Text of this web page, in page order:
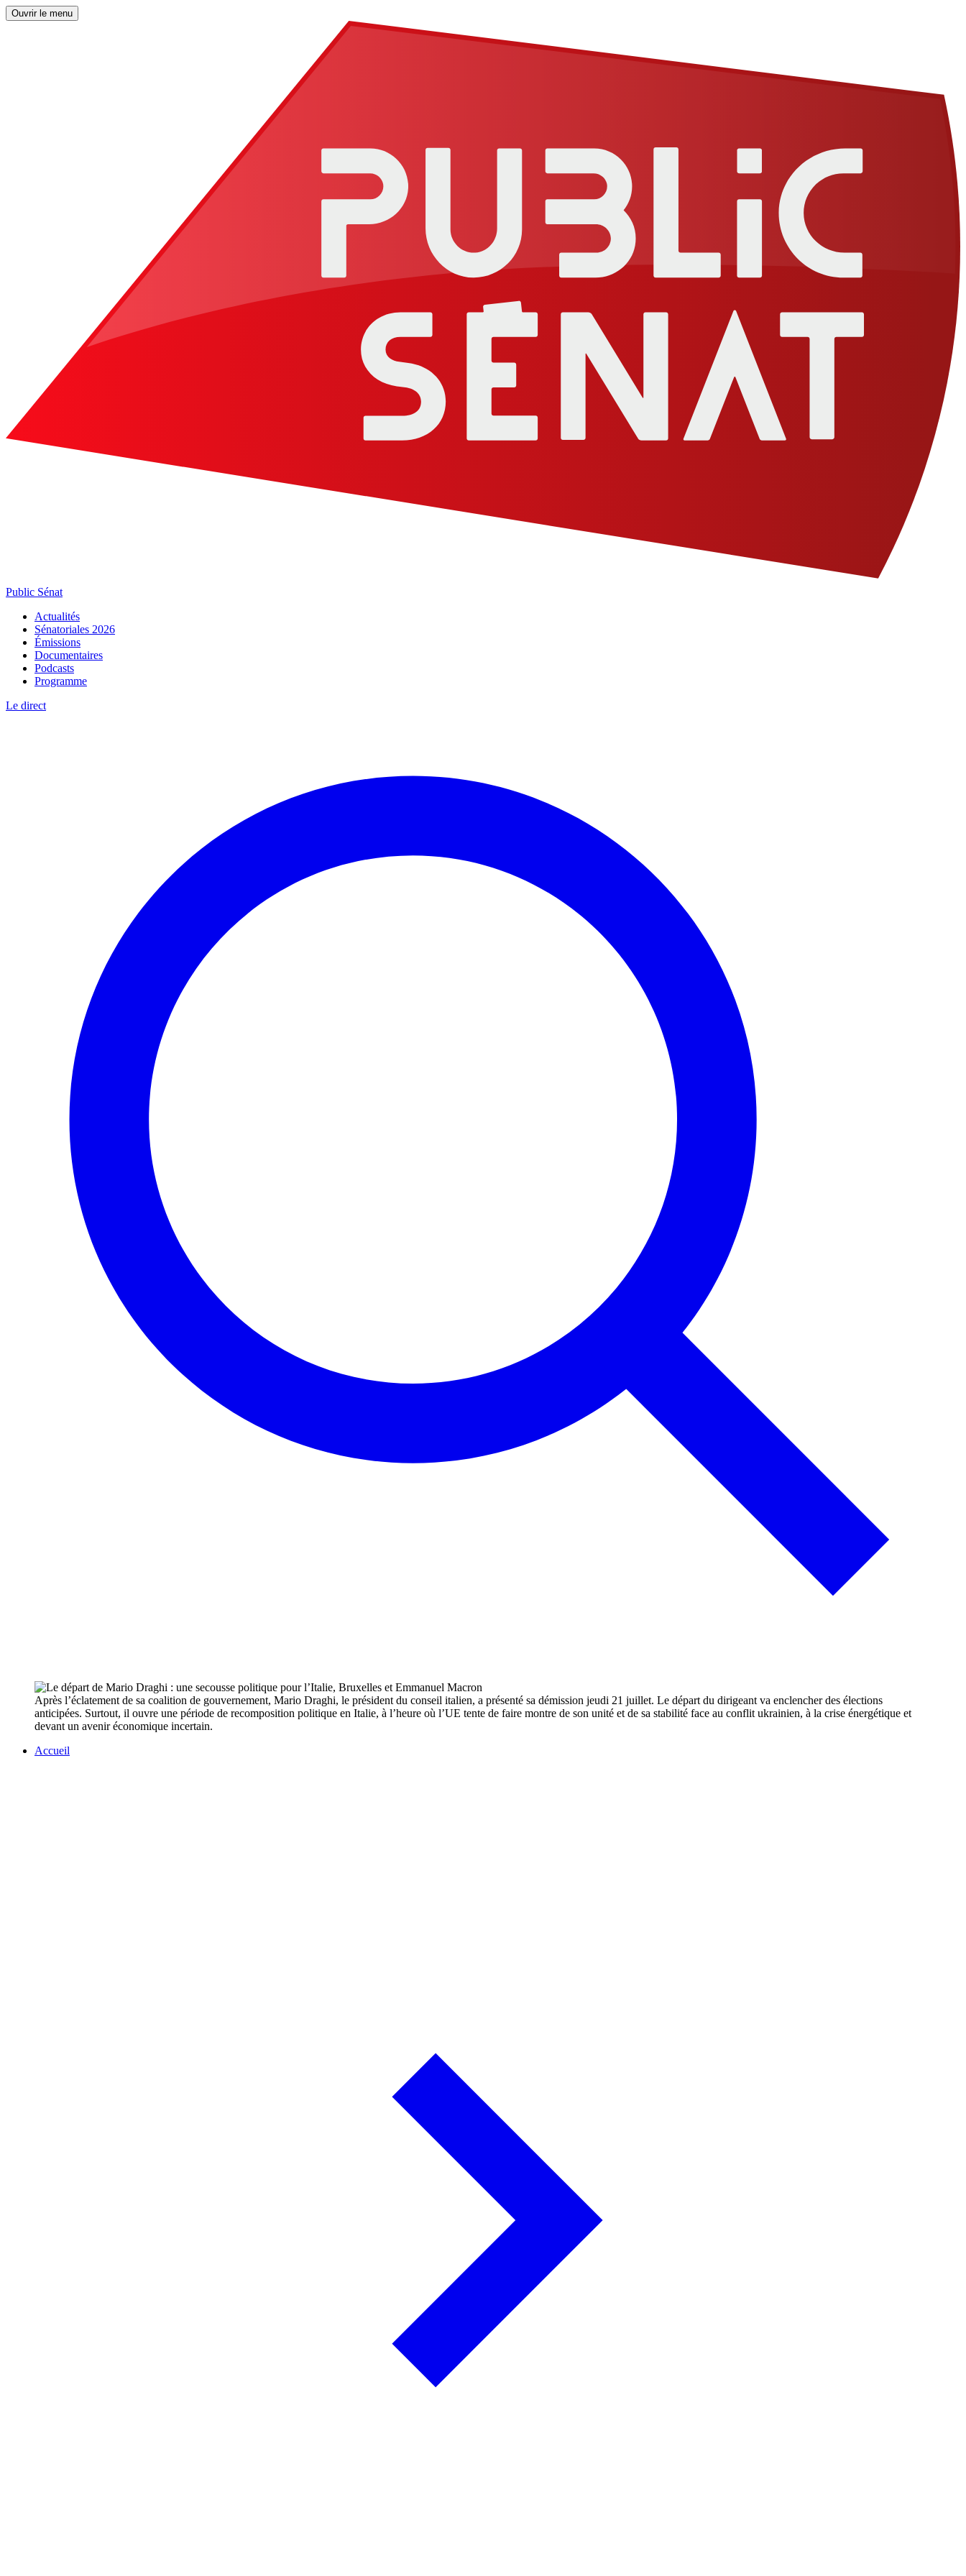
Ouvrir le menu
Public Sénat
Actualités
Sénatoriales 2026
Émissions
Documentaires
Podcasts
Programme
Le direct
Après l’éclatement de sa coalition de gouvernement, Mario Draghi, le président du conseil italien, a présenté sa démission jeudi 21 juillet. Le départ du dirigeant va enclencher des élections
anticipées. Surtout, il ouvre une période de recomposition politique en Italie, à l’heure où l’UE tente de faire montre de son unité et de sa stabilité face au conflit ukrainien, à la crise énergétique et
devant un avenir économique incertain.
Accueil